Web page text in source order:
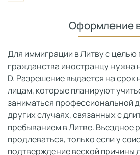
Оформление
Для иммиграции в Литву с целью
гражданства иностранцу нужна
D. Разрешение выдается на срок
лицам, которые планируют
заниматься профессиональной
других случаях, связанных с
пребыванием в Литве. Въездное
продлеваться, только если у
подтверждение веской причины